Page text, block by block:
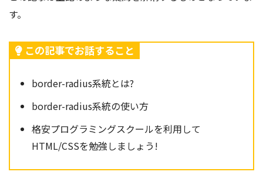
す。
この記事でお話すること
border-radius系統とは?
border-radius系統の使い方
格安プログラミングスクールを利用して
HTML/CSSを勉強しましょう!